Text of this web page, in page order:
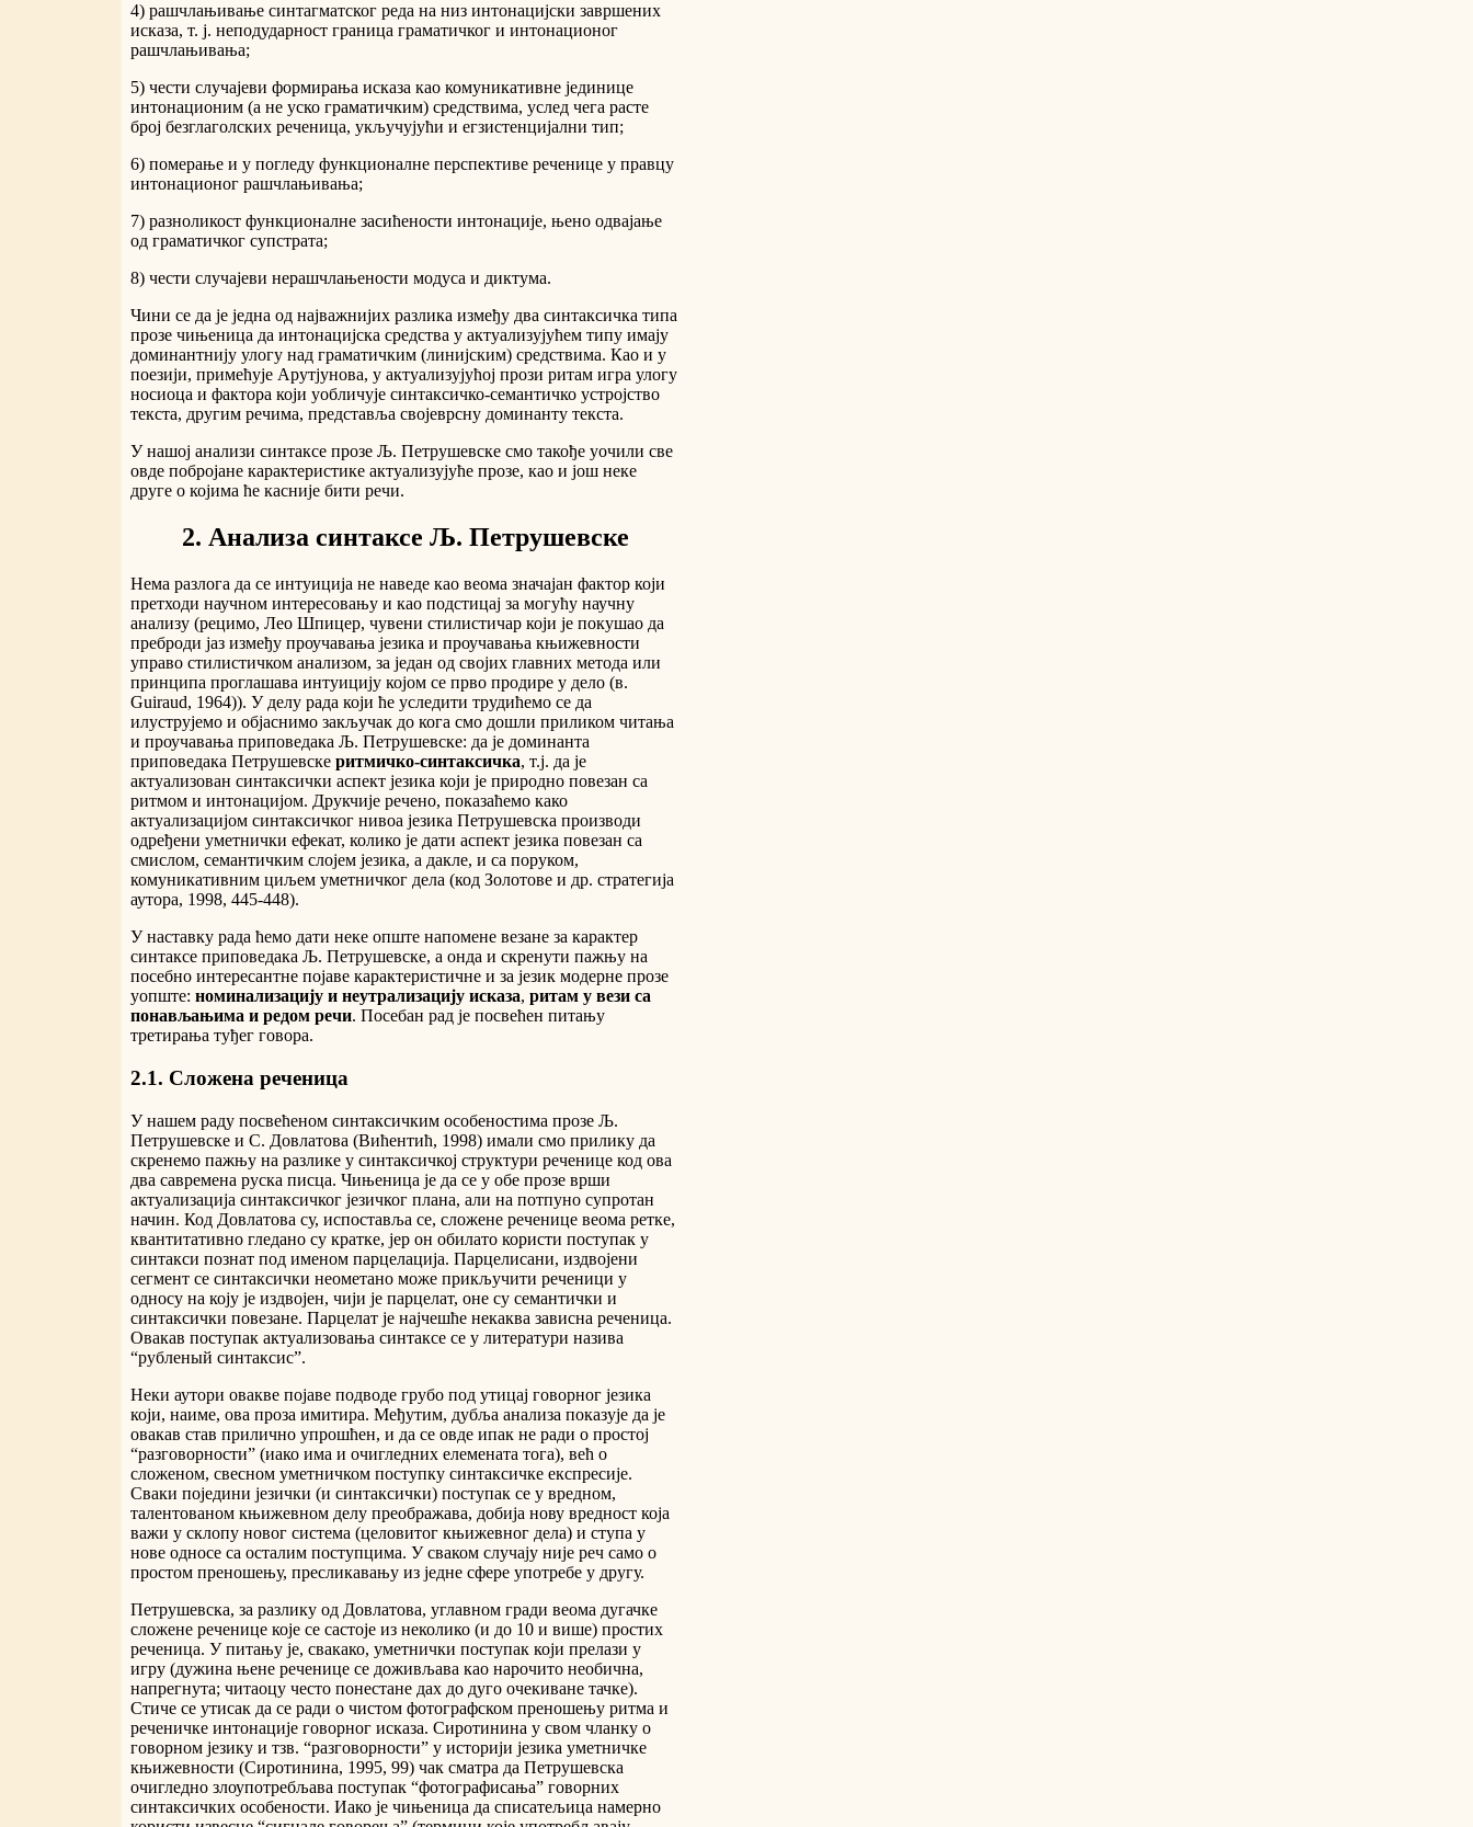
4) рашчлањивање синтагматског реда на низ интонацијски завршених
исказа, т. ј. неподударност граница граматичког и интонационог
рашчлањивања;
5) чести случајеви формирања исказа као комуникативне јединице
интонационим (а не уско граматичким) средствима, услед чега расте
број безглаголских реченица, укључујући и егзистенцијални тип;
6) померање и у погледу функционалне перспективе реченице у правцу
интонационог рашчлањивања;
7) разноликост функционалне засићености интонације, њено одвајање
од граматичког супстрата;
8) чести случајеви нерашчлањености модуса и диктума.
Чини се да је једна од најважнијих разлика између два синтаксичка типа
прозе чињеница да интонацијска средства у актуализујућем типу имају
доминантнију улогу над граматичким (линијским) средствима. Као и у
поезији, примећује Арутјунова, у актуализујућој прози ритам игра улогу
носиоца и фактора који уобличује синтаксичко-семантичко устројство
текста, другим речима, представља својеврсну доминанту текста.
У нашој анализи синтаксе прозе Љ. Петрушевске смо такође уочили све
овде побројане карактеристике актуализујуће прозе, као и још неке
друге о којима ће касније бити речи.
2. Анализа синтаксе Љ. Петрушевске
Нема разлога да се интуиција не наведе као веома значајан фактор који
претходи научном интересовању и као подстицај за могућу научну
анализу (рецимо, Лео Шпицер, чувени стилистичар који је покушао да
преброди јаз између проучавања језика и проучавања књижевности
управо стилистичком анализом, за један од својих главних метода или
принципа проглашава интуицију којом се прво продире у дело (в.
Guiraud, 1964)). У делу рада који ће уследити трудићемо се да
илуструјемо и објаснимо закључак до кога смо дошли приликом читања
и проучавања приповедака Љ. Петрушевске: да је доминанта
приповедака Петрушевске ритмичко-синтаксичка, т.ј. да је
актуализован синтаксички аспект језика који је природно повезан са
ритмом и интонацијом. Друкчије речено, показаћемо како
актуализацијом синтаксичког нивоа језика Петрушевска производи
одређени уметнички ефекат, колико је дати аспект језика повезан са
смислом, семантичким слојем језика, а дакле, и са поруком,
комуникативним циљем уметничког дела (код Золотове и др. стратегија
аутора, 1998, 445-448).
У наставку рада ћемо дати неке опште напомене везане за карактер
синтаксе приповедака Љ. Петрушевске, а онда и скренути пажњу на
посебно интересантне појаве карактеристичне и за језик модерне прозе
уопште: номинализацију и неутрализацију исказа, ритам у вези са
понављањима и редом речи. Посебан рад је посвећен питању
третирања туђег говора.
2.1. Сложена реченица
У нашем раду посвећеном синтаксичким особеностима прозе Љ.
Петрушевске и С. Довлатова (Вићентић, 1998) имали смо прилику да
скренемо пажњу на разлике у синтаксичкој структури реченице код ова
два савремена руска писца. Чињеница је да се у обе прозе врши
актуализација синтаксичког језичког плана, али на потпуно супротан
начин. Код Довлатова су, испоставља се, сложене реченице веома ретке,
квантитативно гледано су кратке, јер он обилато користи поступак у
синтакси познат под именом парцелација. Парцелисани, издвојени
сегмент се синтаксички неометано може прикључити реченици у
односу на коју је издвојен, чији је парцелат, оне су семантички и
синтаксички повезане. Парцелат је најчешће некаква зависна реченица.
Овакав поступак актуализовања синтаксе се у литератури назива
“рубленый синтаксис”.
Неки аутори овакве појаве подводе грубо под утицај говорног језика
који, наиме, ова проза имитира. Међутим, дубља анализа показује да је
овакав став прилично упрошћен, и да се овде ипак не ради о простој
“разговорности” (иако има и очигледних елемената тога), већ о
сложеном, свесном уметничком поступку синтаксичке експресије.
Сваки поједини језички (и синтаксички) поступак се у вредном,
талентованом књижевном делу преображава, добија нову вредност која
важи у склопу новог система (целовитог књижевног дела) и ступа у
нове односе са осталим поступцима. У сваком случају није реч само о
простом преношењу, пресликавању из једне сфере употребе у другу.
Петрушевска, за разлику од Довлатова, углавном гради веома дугачке
сложене реченице које се састоје из неколико (и до 10 и више) простих
реченица. У питању је, свакако, уметнички поступак који прелази у
игру (дужина њене реченице се доживљава као нарочито необична,
напрегнута; читаоцу често понестане дах до дуго очекиване тачке).
Стиче се утисак да се ради о чистом фотографском преношењу ритма и
реченичке интонације говорног исказа. Сиротинина у свом чланку о
говорном језику и тзв. “разговорности” у историји језика уметничке
књижевности (Сиротинина, 1995, 99) чак сматра да Петрушевска
очигледно злоупотребљава поступак “фотографисања” говорних
синтаксичких особености. Иако је чињеница да списатељица намерно